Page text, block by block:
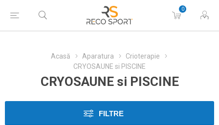
0
Acasă Aparatura
Crioterapie
CRYOSAUNE si PISCINE
CRYOSAUNE si PISCINE
FILTRE